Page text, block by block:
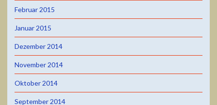
Februar 2015
Januar 2015
Dezember 2014
November 2014
Oktober 2014
September 2014